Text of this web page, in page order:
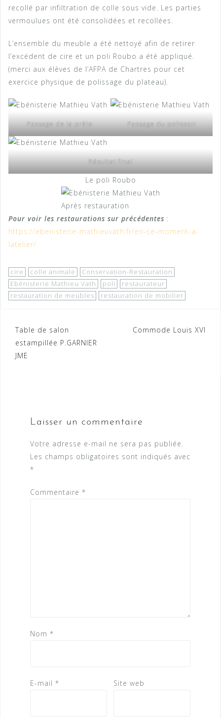
recollé par infiltration de colle sous vide. Les parties
vermoulues ont été consolidées et recollées.
L’ensemble du meuble a été nettoyé afin de retirer
l’excédent de cire et un poli Roubo a été appliqué.
(merci aux élèves de l’AFPA de Chartres pour cet
exercice physique de polissage du plateau).
Passage de la prèle Passage du polissoir
Résultat final
Le poli Roubo
Après restauration
Pour voir les restaurations sur précédentes :
https://ebenisterie-mathieuvath.fr/en-ce-moment-a-
latelier/
cire colle animale
Conservation-Restauration
Ebénisterie Mathieu Vath
poli
restaurateur
restauration de meubles
restauration de mobilier
Navigation
de
l’article
Table de salon
estampillée P.GARNIER
JME
Commode Louis XVI
Laisser un commentaire
Votre adresse e-mail ne sera pas publiée.
Les champs obligatoires sont indiqués avec
*
Commentaire *
Nom *
E-mail * Site web